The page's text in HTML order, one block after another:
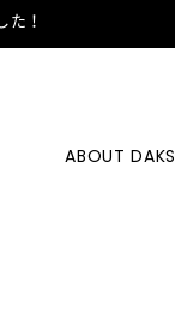
！
ABOUT DAKS